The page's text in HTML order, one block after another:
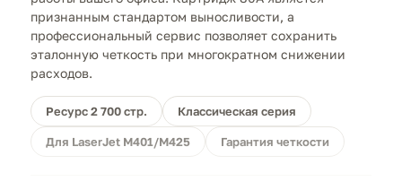
признанным стандартом выносливости, а
профессиональный сервис позволяет сохранить
эталонную четкость при многократном снижении
расходов.
Ресурс 2 700 стр. Классическая серия
Для LaserJet M401/M425 Гарантия четкости